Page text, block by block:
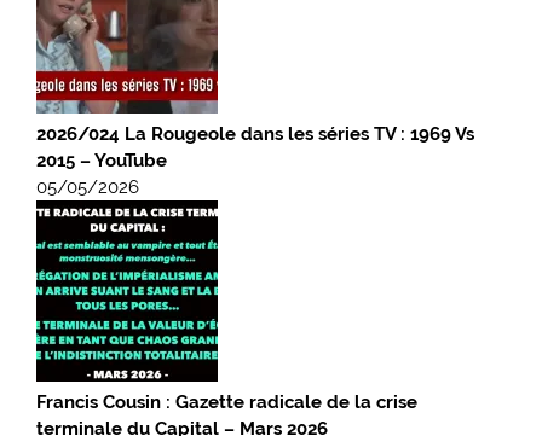
2026/024 La Rougeole dans les séries TV : 1969 Vs
2015 – YouTube
05/05/2026
Francis Cousin : Gazette radicale de la crise
terminale du Capital – Mars 2026